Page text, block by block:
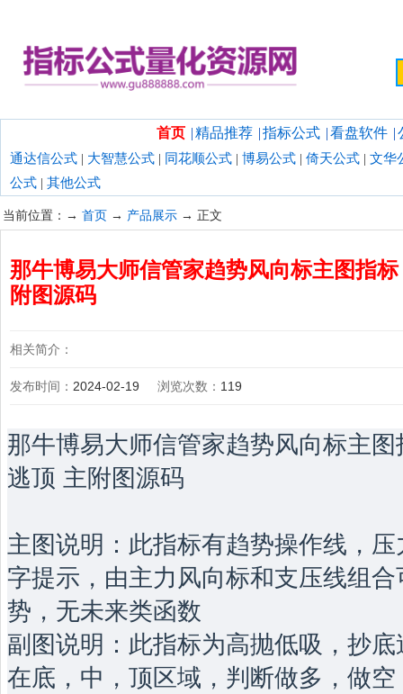
首页 | 精品推荐 | 指标公式 | 看盘软件 |
通达信公式 | 大智慧公式 | 同花顺公式 | 博易公式 | 倚天公式 | 文华
公式 | 其他公式
当前位置：→ 首页 → 产品展示 → 正文
那牛博易大师信管家趋势风向标主图指
附图源码
相关简介：
发布时间： 2024-02-19 浏览次数： 119
那牛博易大师信管家趋势风向标主
逃顶 主附图源码
主图说明：此指标有趋势操作线，
字提示，由主力风向标和支压线组
势，无未来类函数
副图说明：此指标为高抛低吸，抄
在底，中，顶区域，判断做多，做